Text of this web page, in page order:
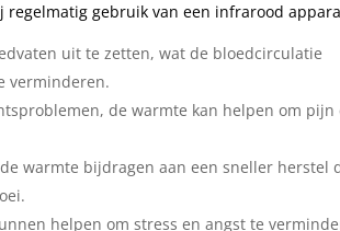
gebruik van een infrarood
uit te zetten, wat de bloedcirculatie
verminderen.
de warmte kan helpen om pijn
warmte bijdragen aan een sneller herstel
helpen om stress en angst te